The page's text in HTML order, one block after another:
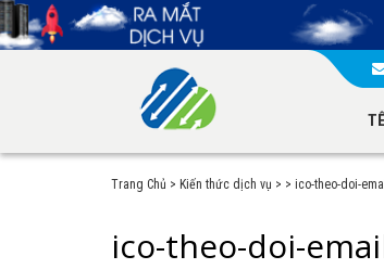
Trang Chủ > Kiến thức dịch vụ > > ico-theo-doi-
ico-theo-doi-